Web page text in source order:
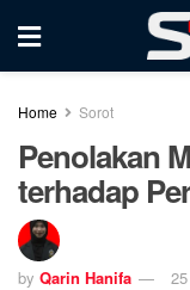
Home Sorot
Penolakan
terhadap
by Qarin Hanifa